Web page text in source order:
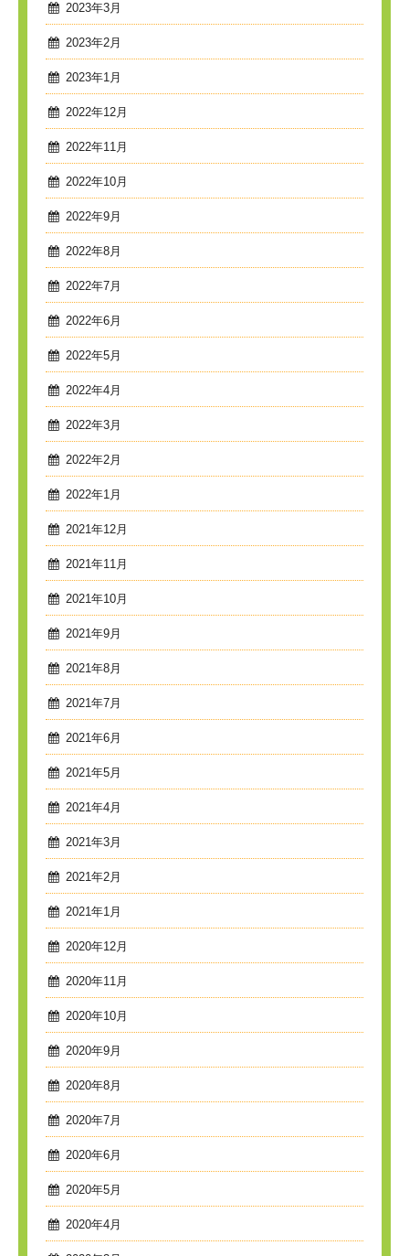
2023年3月
2023年2月
2023年1月
2022年12月
2022年11月
2022年10月
2022年9月
2022年8月
2022年7月
2022年6月
2022年5月
2022年4月
2022年3月
2022年2月
2022年1月
2021年12月
2021年11月
2021年10月
2021年9月
2021年8月
2021年7月
2021年6月
2021年5月
2021年4月
2021年3月
2021年2月
2021年1月
2020年12月
2020年11月
2020年10月
2020年9月
2020年8月
2020年7月
2020年6月
2020年5月
2020年4月